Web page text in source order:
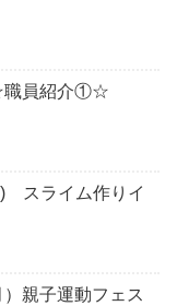
職員紹介①☆
スライム作りイ
親子運動フェス